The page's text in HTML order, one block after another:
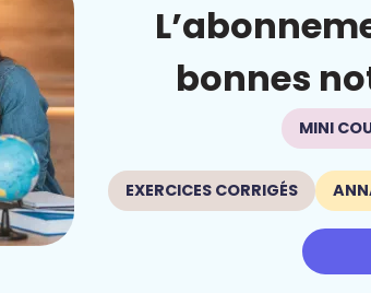
bonnes
MINI
EXERCICES CORRIGÉS